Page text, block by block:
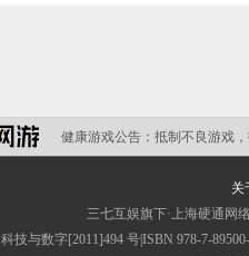
健康游戏公告： 抵制不良游戏
关
三七互娱旗下·上海硬通网
科技与数字[2011]494 号|ISBN 978-7-